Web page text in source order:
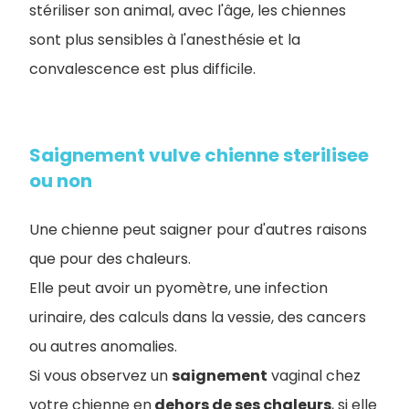
stériliser son animal, avec l'âge, les chiennes
sont plus sensibles à l'anesthésie et la
convalescence est plus difficile.
Saignement vulve chienne sterilisee
ou non
Une chienne peut saigner pour d'autres raisons
que pour des chaleurs.
Elle peut avoir un pyomètre, une infection
urinaire, des calculs dans la vessie, des cancers
ou autres anomalies.
Si vous observez unsaignement vaginal chez